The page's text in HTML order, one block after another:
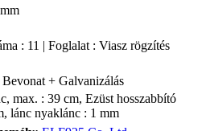
: 11 | Foglalat : Viasz rögzítés
+ Galvanizálás
max. : 39 cm, Ezüst hosszabbító
lánc nyaklánc : 1 mm